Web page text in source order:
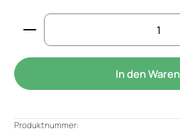
Produkt Anzahl: Gib den
In den
Produktnummer: